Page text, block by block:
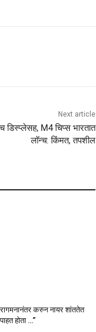
Next article
M4 चिप्स भारतात
लॉन्च: किंमत, तपशील
करुन नायर शांततेत
होता …”